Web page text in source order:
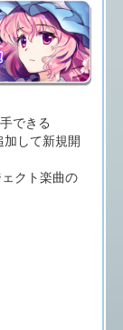
できる
加して新規開
クト楽曲の